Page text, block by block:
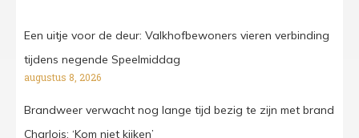
Een uitje voor de deur: Valkhofbewoners vieren verbinding
tijdens negende Speelmiddag
augustus 8, 2026
Brandweer verwacht nog lange tijd bezig te zijn met brand
Charlois: ‘Kom niet kijken’